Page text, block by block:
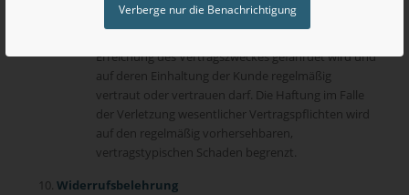
Verberge nur die Benachrichtigung
solche Pflichten, die sich aus der Natur des
Erreichung des Vertragszweckes gefährdet wird und
auf deren Einhaltung der Kunde regelmäßig
vertraut oder vertrauen darf. Die Haftung im Falle
der Verletzung wesentlicher Vertragspflichten wird
auf den regelmäßig vorhersehbaren,
vertragstypischen Schaden begrenzt.
Widerrufsbelehrung